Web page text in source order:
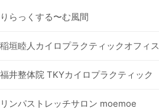
りらっくする〜む風間
稲垣睦人カイロプラクティックオフィス
福井整体院 TKYカイロプラクティック
リンパストレッチサロン moemoe